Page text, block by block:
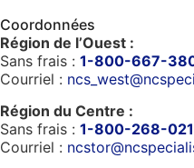
Coordonnées
Région de l’Ouest :
Sans frais : 1-800-667-
Courriel :
Région du Centre :
Sans frais : 1-800-268-
Courriel :